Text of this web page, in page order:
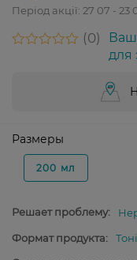
Період акції: 27 07 - 23
0
для
Размеры
200 мл
Решает проблему:
Формат продукта: